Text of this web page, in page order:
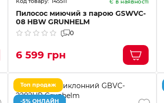
Пилосос миючий з парою GSWVC-
08 HBW GRUNHELM
0
6 599 грн
Топ продаж
-5% ОНЛАЙН